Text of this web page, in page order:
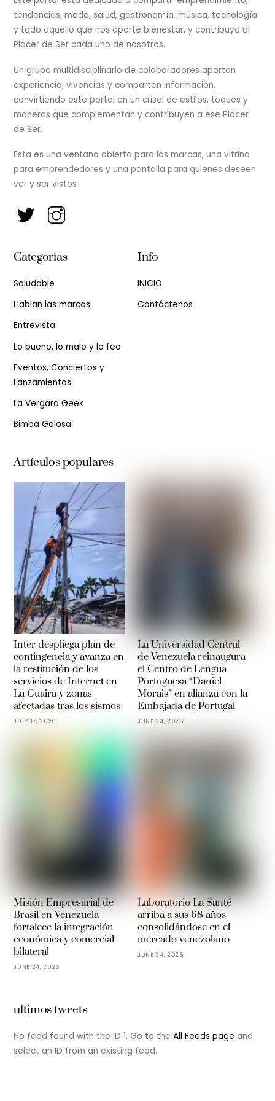
tendencias, moda, salud, gastronomía, música, tecnología
y todo aquello que nos aporte bienestar, y contribuya al
Placer de Ser cada uno de nosotros.
Un grupo multidisciplinario de colaboradores aportan
experiencia, vivencias y comparten información,
convirtiendo este portal en un crisol de estilos, toques y
maneras que complementan y contribuyen a ese Placer
de Ser.
Esta es una ventana abierta para las marcas, una vitrina
para emprendedores y una pantalla para quienes deseen
ver y ser vistos
Categorias
Saludable
Hablan las marcas
Entrevista
Lo bueno, lo malo y lo feo
Eventos, Conciertos y
Lanzamientos
La Vergara Geek
Bimba Golosa
Info
INICIO
Contáctenos
Artículos populares
Inter despliega plan de
contingencia y avanza en
la restitución de los
servicios de Internet en
La Guaira y zonas
afectadas tras los sismos
JULY 17, 2026
La Universidad Central
de Venezuela reinaugura
el Centro de Lengua
Portuguesa “Daniel
Morais” en alianza con la
Embajada de Portugal
JUNE 24, 2026
Misión Empresarial de
Brasil en Venezuela
fortalece la integración
económica y comercial
bilateral
JUNE 24, 2026
Laboratorio La Santé
arriba a sus 68 años
consolidándose en el
mercado venezolano
JUNE 24, 2026
ultimos tweets
No feed found with the ID 1. Go to theAll Feeds page and
select an ID from an existing feed.